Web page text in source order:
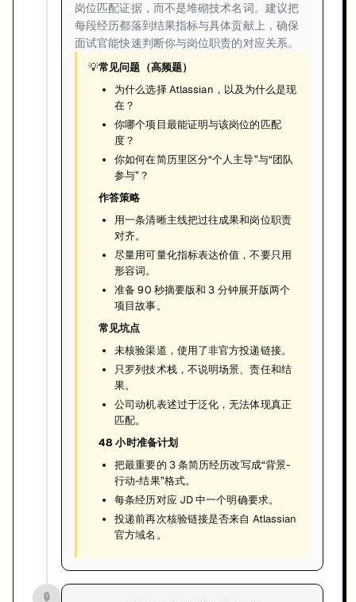
岗位匹配证据，而不是堆砌技术名词。建议把
每段经历都落到结果指标与具体贡献上，确保
面试官能快速判断你与岗位职责的对应关系。
💡常见问题（高频题）
为什么选择 Atlassian，以及为什么是现
在？
你哪个项目最能证明与该岗位的匹配
度？
你如何在简历里区分“个人主导”与“团队
参与”？
作答策略
用一条清晰主线把过往成果和岗位职责
对齐。
尽量用可量化指标表达价值，不要只用
形容词。
准备 90 秒摘要版和 3 分钟展开版两个
项目故事。
常见坑点
未核验渠道，使用了非官方投递链接。
只罗列技术栈，不说明场景、责任和结
果。
公司动机表述过于泛化，无法体现真正
匹配。
48 小时准备计划
把最重要的 3 条简历经历改写成“背景-
行动-结果”格式。
每条经历对应 JD 中一个明确要求。
投递前再次核验链接是否来自 Atlassian
官方域名。
🔒